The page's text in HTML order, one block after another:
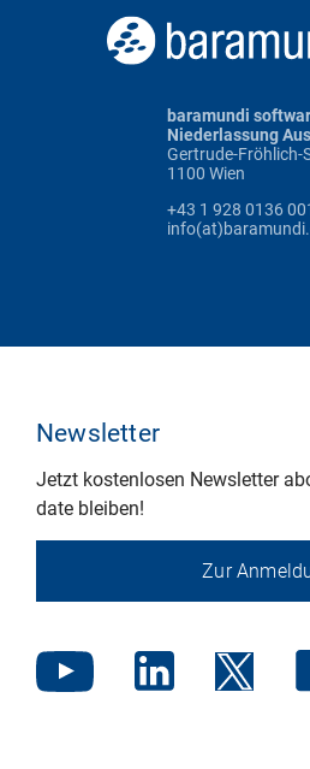
baramundi
Niederlassung
Gertrude-Fröhlich-
1100 Wien
+43 1 928 0136
Newsletter
Jetzt kostenlosen Newsletter
date bleiben!
Zur